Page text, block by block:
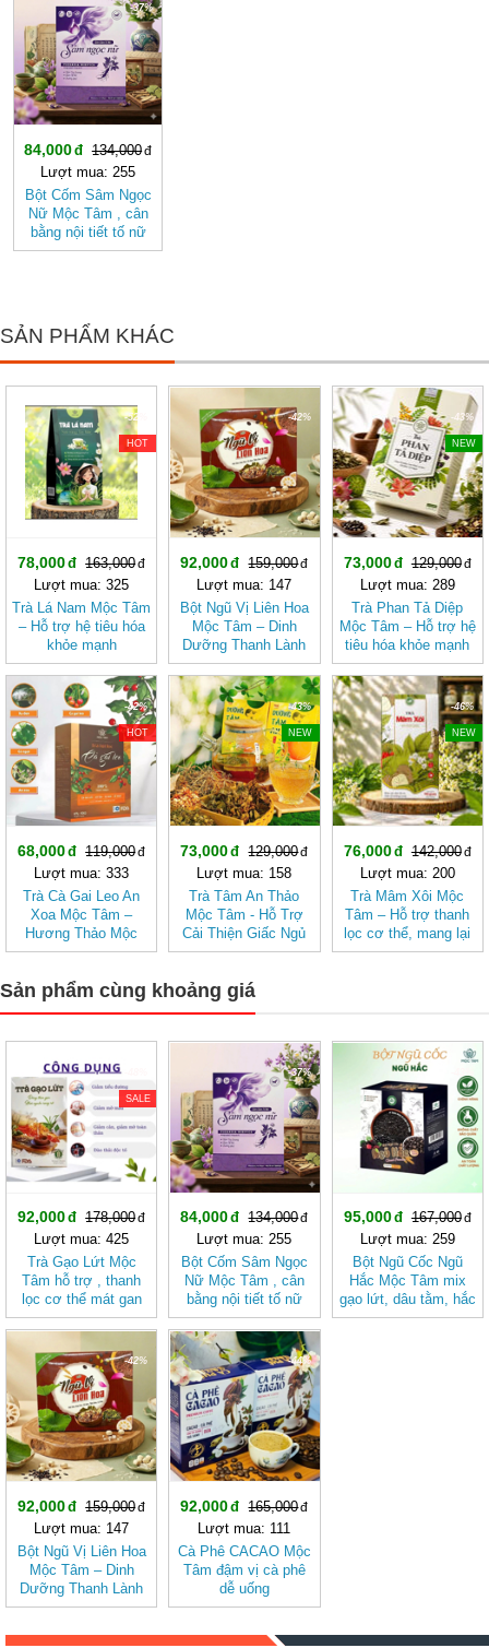
-37%
84,000
134,000
Lượt mua: 255
Bột Cốm Sâm Ngọc
Nữ Mộc Tâm , cân
bằng nội tiết tố nữ
SẢN PHẨM KHÁC
-52%
HOT
78,000
163,000
Lượt mua: 325
Trà Lá Nam Mộc Tâm
– Hỗ trợ hệ tiêu hóa
khỏe mạnh
-42%
92,000
159,000
Lượt mua: 147
Bột Ngũ Vị Liên Hoa
Mộc Tâm – Dinh
Dưỡng Thanh Lành
Từ Gạo Lứt Và Hạt
Sen
-43%
NEW
73,000
129,000
Lượt mua: 289
Trà Phan Tả Diệp
Mộc Tâm – Hỗ trợ hệ
tiêu hóa khỏe mạnh
-42%
HOT
68,000
119,000
Lượt mua: 333
Trà Cà Gai Leo An
Xoa Mộc Tâm –
Hương Thảo Mộc
Cho Ngày Thư Thái
-43%
NEW
73,000
129,000
Lượt mua: 158
Trà Tâm An Thảo
Mộc Tâm - Hỗ Trợ
Cải Thiện Giấc Ngủ
-46%
NEW
76,000
142,000
Lượt mua: 200
Trà Mâm Xôi Mộc
Tâm – Hỗ trợ thanh
lọc cơ thể, mang lại
cảm giác nhẹ nhàng
Sản phẩm cùng khoảng giá
SALE
92,000
178,000
Lượt mua: 425
Trà Gạo Lứt Mộc
Tâm hỗ trợ , thanh
lọc cơ thể mát gan
-37%
84,000
134,000
Lượt mua: 255
Bột Cốm Sâm Ngọc
Nữ Mộc Tâm , cân
bằng nội tiết tố nữ
95,000
167,000
Lượt mua: 259
Bột Ngũ Cốc Ngũ
Hắc Mộc Tâm mix
gạo lứt, dâu tằm, hắc
kỷ tử, mè đen, đậu
-42%
92,000
159,000
Lượt mua: 147
Bột Ngũ Vị Liên Hoa
Mộc Tâm – Dinh
Dưỡng Thanh Lành
Từ Gạo Lứt Và Hạt
-44%
92,000
165,000
Lượt mua: 111
Cà Phê CACAO Mộc
Tâm đậm vị cà phê
dễ uống